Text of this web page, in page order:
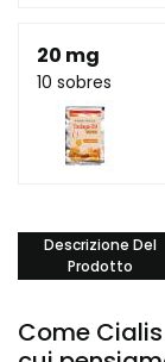
20 mg
10 sobres
Descrizione Del
Prodotto
Come